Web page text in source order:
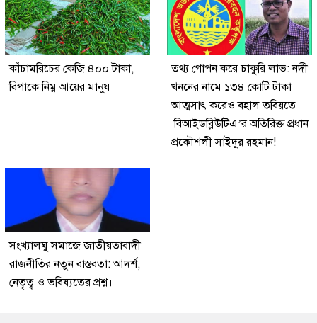
কাঁচামরিচের কেজি ৪০০ টাকা,
বিপাকে নিম্ন আয়ের মানুষ।
তথ্য গোপন করে চাকুরি লাভ: নদী
খননের নামে ১৩৪ কোটি টাকা
আত্মসাৎ করেও বহাল তবিয়তে
বিআইডব্লিউটিএ’র অতিরিক্ত প্রধান
প্রকৌশলী সাইদুর রহমান!
সংখ্যালঘু সমাজে জাতীয়তাবাদী
রাজনীতির নতুন বাস্তবতা: আদর্শ,
নেতৃত্ব ও ভবিষ্যতের প্রশ্ন।